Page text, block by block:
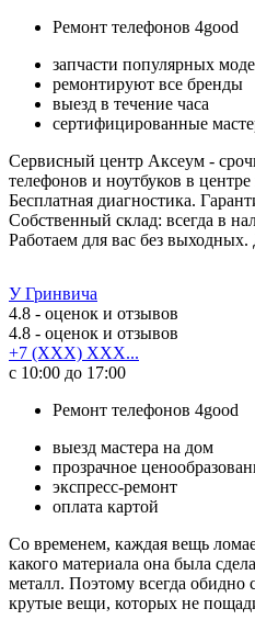
Ремонт телефонов 4good
запчасти популярных
ремонтируют все бренды
выезд в течение часа
сертифицированные
Сервисный центр Аксеум -
телефонов и ноутбуков в
Бесплатная диагностика.
Собственный склад: всегда в
Работаем для вас без
У Гринвича
4.8 - оценок и отзывов
4.8 - оценок и отзывов
+7 (XXX) XXX...
с 10:00 до 17:00
Ремонт телефонов 4good
выезд мастера на дом
прозрачное
экспресс-ремонт
оплата картой
Со временем, каждая вещь
какого материала она была
металл. Поэтому всегда обидно
крутые вещи, которых не